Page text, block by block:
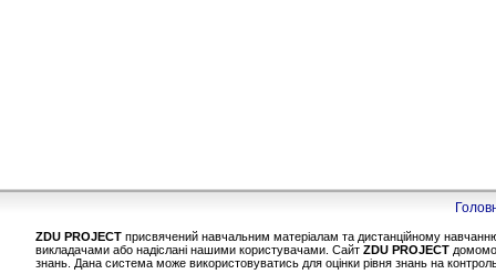
ZDU PROJECT присвячений навчальним матеріалам та дистанційному
викладачами або надіслані нашими користувачами. Сайт ZDU PROJECT
знань. Дана система може використовуватись для оцінки рівня знань на